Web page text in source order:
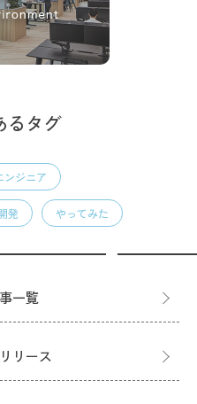
るタグ
ンジニア
発 やってみた
一覧
リース